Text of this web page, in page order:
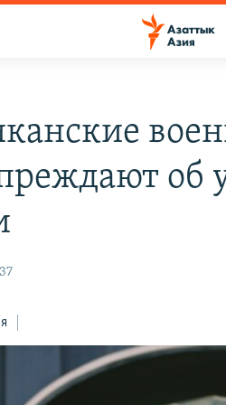
об